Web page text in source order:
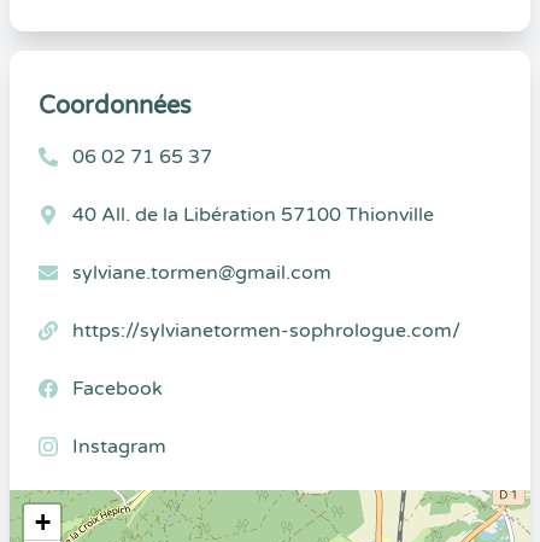
Coordonnées
06 02 71 65 37
40 All. de la Libération 57100 Thionville
sylviane.tormen@gmail.com
https://sylvianetormen-sophrologue.com/
Facebook
Instagram
+